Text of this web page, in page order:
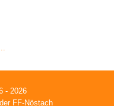
- 2026
FF-Nöstach